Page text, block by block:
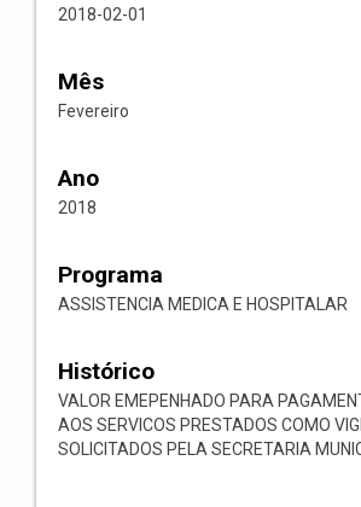
2018-02-01
Mês
Fevereiro
Ano
2018
Programa
ASSISTENCIA MEDICA E HOSPITALAR
Histórico
VALOR EMEPENHADO PARA
AOS SERVICOS PRESTADOS COMO
SOLICITADOS PELA SECRETARIA